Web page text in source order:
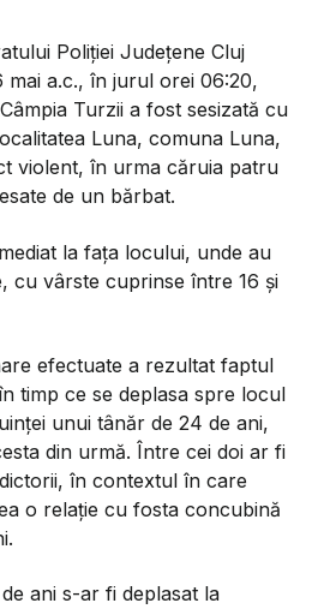
Poliției Județene Cluj
mai a.c., în jurul orei 06:20,
Turzii a fost sesizată cu
Luna, comuna Luna,
violent, în urma căruia patru
de un bărbat.
la fața locului, unde au
cu vârste cuprinse între 16 și
efectuate a rezultat faptul
timp ce se deplasa spre locul
unui tânăr de 24 de ani,
din urmă. Între cei doi ar fi
în contextul în care
o relație cu fosta concubină
ani s-ar fi deplasat la